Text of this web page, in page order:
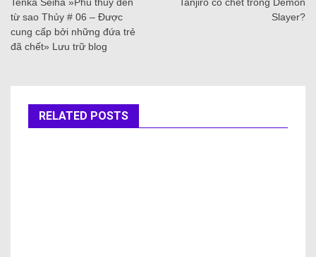
Tenka Seiha »Phù thủy đến
từ sao Thủy # 06 – Được
cung cấp bởi những đứa trẻ
đã chết» Lưu trữ blog
Tanjiro có chết trong Demon
Slayer?
RELATED POSTS